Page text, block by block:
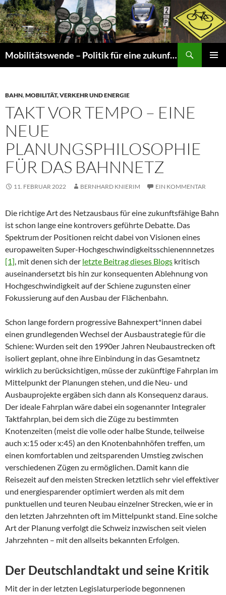
Mobilitätswende – Politik für eine zukunftsfähige Mobilität
BAHN,MOBILITÄT, VERKEHR UND ENERGIE
TAKT VOR TEMPO – EINE
NEUE
PLANUNGSPHILOSOPHIE
FÜR DAS BAHNNETZ
11. FEBRUAR 2022 BERNHARD KNIERIM EIN KOMMENTAR
Die richtige Art des Netzausbaus für eine zukunftsfähige Bahn
ist schon lange eine kontrovers geführte Debatte. Das
Spektrum der Positionen reicht dabei von Visionen eines
europaweiten Super-Hochgeschwindigkeitsschienennnetzes
[1], mit denen sich der letzte Beitrag dieses Blogs kritisch
auseinandersetzt bis hin zur konsequenten Ablehnung von
Hochgeschwindigkeit auf der Schiene zugunsten einer
Fokussierung auf den Ausbau der Flächenbahn.
Schon lange fordern progressive Bahnexpert*innen dabei
einen grundlegenden Wechsel der Ausbaustrategie für die
Schiene: Wurden seit den 1990er Jahren Neubaustrecken oft
isoliert geplant, ohne ihre Einbindung in das Gesamtnetz
wirklich zu berücksichtigen, müsse der zukünftige Fahrplan im
Mittelpunkt der Planungen stehen, und die Neu- und
Ausbauprojekte ergäben sich dann als Konsequenz daraus.
Der ideale Fahrplan wäre dabei ein sogenannter Integraler
Taktfahrplan, bei dem sich die Züge zu bestimmten
Knotenzeiten (meist die volle oder halbe Stunde, teilweise
auch x:15 oder x:45) an den Knotenbahnhöfen treffen, um
einen komfortablen und zeitsparenden Umstieg zwischen
verschiedenen Zügen zu ermöglichen. Damit kann die
Reisezeit auf den meisten Strecken letztlich sehr viel effektiver
und energiesparender optimiert werden als mit dem
punktuellen und teuren Neubau einzelner Strecken, wie er in
den letzten Jahrzehnten oft im Mittelpunkt stand. Eine solche
Art der Planung verfolgt die Schweiz inzwischen seit vielen
Jahrzehnten – mit den allseits bekannten Erfolgen.
Der Deutschlandtakt und seine Kritik
Mit der in der letzten Legislaturperiode begonnenen